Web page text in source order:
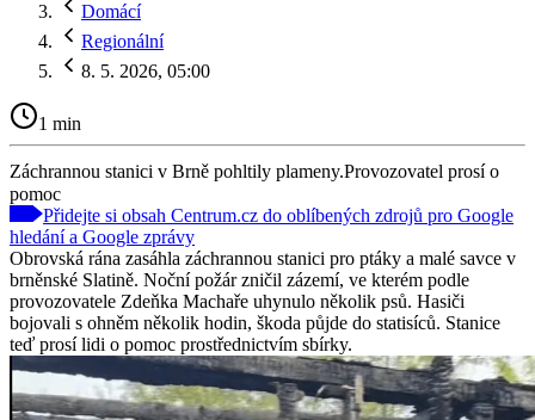
Domácí
Regionální
8. 5. 2026, 05:00
1 min
Záchrannou stanici v Brně pohltily plameny.Provozovatel prosí o
pomoc
Přidejte si obsah Centrum.cz do oblíbených zdrojů pro Google
hledání a Google zprávy
Obrovská rána zasáhla záchrannou stanici pro ptáky a malé savce v
brněnské Slatině. Noční požár zničil zázemí, ve kterém podle
provozovatele Zdeňka Machaře uhynulo několik psů. Hasiči
bojovali s ohněm několik hodin, škoda půjde do statisíců. Stanice
teď prosí lidi o pomoc prostřednictvím sbírky.